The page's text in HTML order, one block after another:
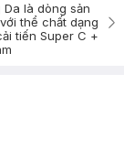
là dòng sản
thể chất dạng
tiến Super C +